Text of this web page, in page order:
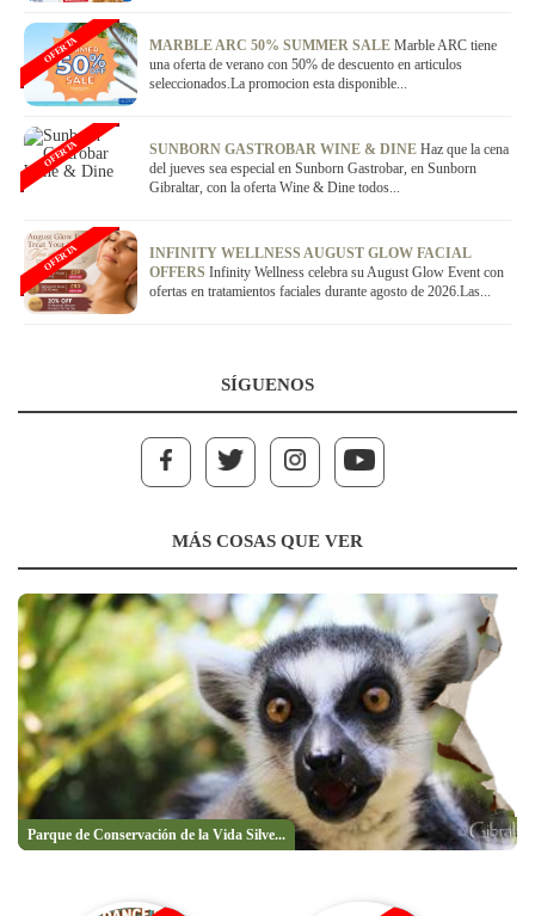
MARBLE ARC 50% SUMMER SALE Marble ARC tiene
una oferta de verano con 50% de descuento en articulos
seleccionados.La promocion esta disponible...
OFERTA
SUNBORN GASTROBAR WINE & DINE Haz que la cena
del jueves sea especial en Sunborn Gastrobar, en Sunborn
Gibraltar, con la oferta Wine & Dine todos...
OFERTA
INFINITY WELLNESS AUGUST GLOW FACIAL
OFFERS Infinity Wellness celebra su August Glow Event con
ofertas en tratamientos faciales durante agosto de 2026.Las...
OFERTA
SÍGUENOS
MÁS COSAS QUE VER
Parque de Conservación de la Vida Silve...